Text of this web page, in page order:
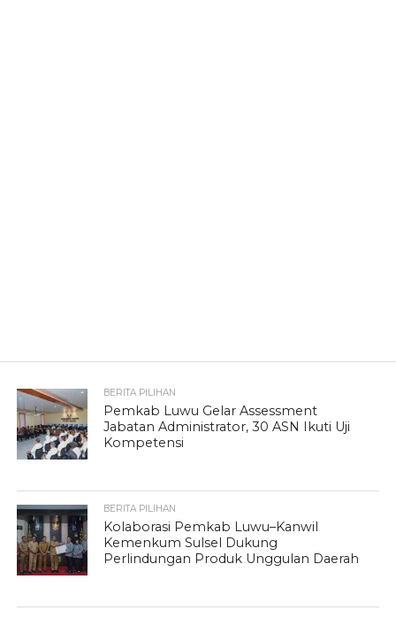
BERITA PILIHAN
Pemkab Luwu Gelar Assessment
Jabatan Administrator, 30 ASN Ikuti Uji
Kompetensi
BERITA PILIHAN
Kolaborasi Pemkab Luwu–Kanwil
Kemenkum Sulsel Dukung
Perlindungan Produk Unggulan Daerah